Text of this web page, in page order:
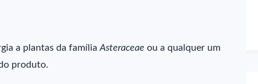
a plantas da família Asteraceae ou a qualquer um
produto.